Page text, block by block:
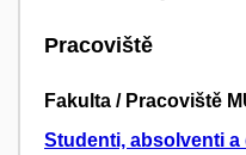
Pracoviště
Fakulta / Pracoviště
Studenti, absolventi